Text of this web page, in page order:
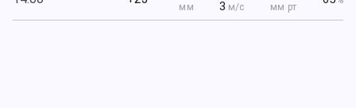
мм
3 м/с мм рт